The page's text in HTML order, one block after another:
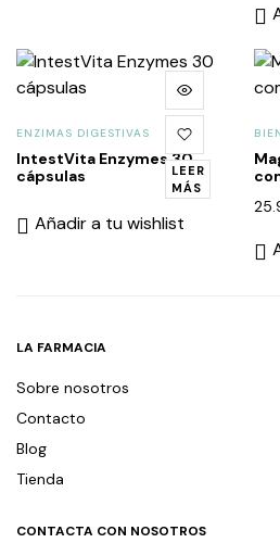
LEER
MÁS
ENZIMAS DIGESTIVAS
IntestVita Enzymes 30
cápsulas
Añadir a tu wishlist
LA FARMACIA
Sobre nosotros
Contacto
Blog
Tienda
CONTACTA CON NOSOTROS